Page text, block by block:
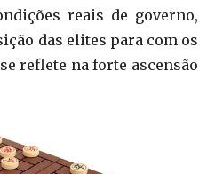
reais de governo,
das elites para com os
reflete na forte ascensão